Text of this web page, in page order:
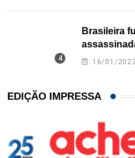
Brasileira
16/01/2023
EDIÇÃO IMPRESSA